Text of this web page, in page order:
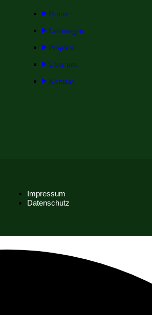
Home
Leistungen
Projekte
Über uns
Kontakt
Impressum
Datenschutz